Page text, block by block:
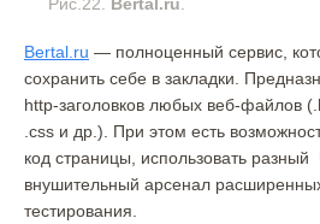
Bertal.ru — полноценный сервис,
сохранить себе в закладки.
http-заголовков любых веб-файлов
.css и др.). При этом есть
код страницы, использовать
внушительный арсенал
тестирования.